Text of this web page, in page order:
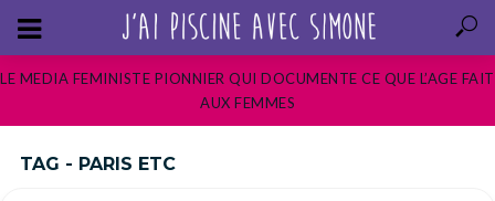
LE MEDIA FEMINISTE PIONNIER QUI DOCUMENTE CE QUE L’AGE FAIT
AUX FEMMES
TAG - PARIS ETC